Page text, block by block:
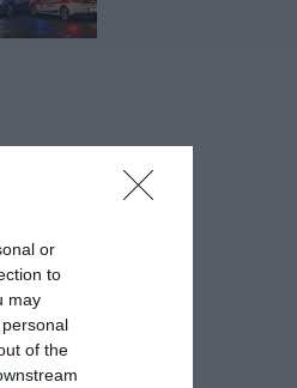
or
to
may
of the